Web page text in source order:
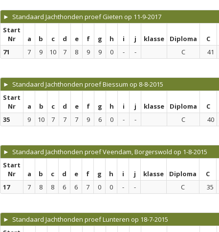
► Standaard Jachthonden proef Gieten op 11-9-2017
Start
Nr
a b c d e f g h i j klasse Diploma
C
71
7 9 10 7 8 9 9 0 - - C 41
► Standaard Jachthonden proef Biessum op 8-8-2015
Start
Nr
a b c d e f g h i j klasse Diploma
C
35
9 10 7 7 7 9 6 0 - - C 40
► Standaard Jachthonden proef Veendam, Borgerswold op 1-8-2015
Start
Nr
a b c d e f g h i j klasse Diploma
C
17
7 8 8 6 6 7 0 0 - - C 35
► Standaard Jachthonden proef Lunteren op 18-7-2015